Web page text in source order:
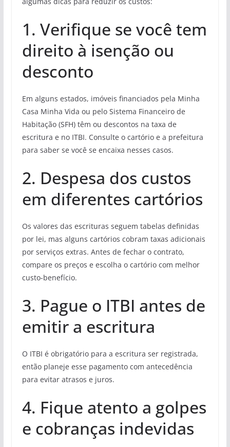
1. Verifique se você tem
direito à isenção ou
desconto
Em alguns estados, imóveis financiados pela Minha
Casa Minha Vida ou pelo Sistema Financeiro de
Habitação (SFH) têm ou descontos na taxa de
escritura e no ITBI. Consulte o cartório e a prefeitura
para saber se você se encaixa nesses casos.
2. Despesa dos custos
em diferentes cartórios
Os valores das escrituras seguem tabelas definidas
por lei, mas alguns cartórios cobram taxas adicionais
por serviços extras. Antes de fechar o contrato,
compare os preços e escolha o cartório com melhor
custo-benefício.
3. Pague o ITBI antes de
emitir a escritura
O ITBI é obrigatório para a escritura ser registrada,
então planeje esse pagamento com antecedência
para evitar atrasos e juros.
4. Fique atento a golpes
e cobranças indevidas